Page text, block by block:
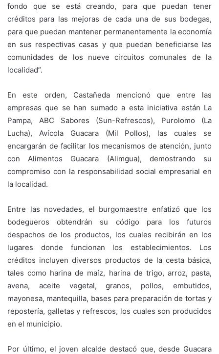
fondo que se está creando, para que puedan tener
créditos para las mejoras de cada una de sus bodegas,
para que puedan mantener permanentemente la economía
en sus respectivas casas y que puedan beneficiarse las
comunidades de los nueve circuitos comunales de la
localidad”.
En este orden, Castañeda mencionó que entre las
empresas que se han sumado a esta iniciativa están La
Pampa, ABC Sabores (Sun-Refrescos), Purolomo (La
Lucha), Avícola Guacara (Mil Pollos), las cuales se
encargarán de facilitar los mecanismos de atención, junto
con Alimentos Guacara (Alimgua), demostrando su
compromiso con la responsabilidad social empresarial en
la localidad.
Entre las novedades, el burgomaestre enfatizó que los
bodegueros obtendrán su código para los futuros
despachos de los productos, los cuales recibirán en los
lugares donde funcionan los establecimientos. Los
créditos incluyen diversos productos de la cesta básica,
tales como harina de maíz, harina de trigo, arroz, pasta,
avena, aceite vegetal, granos, pollos, embutidos,
mayonesa, mantequilla, bases para preparación de tortas y
repostería, galletas y refrescos, los cuales son producidos
en el municipio.
Por último, el joven alcalde destacó que, desde Guacara